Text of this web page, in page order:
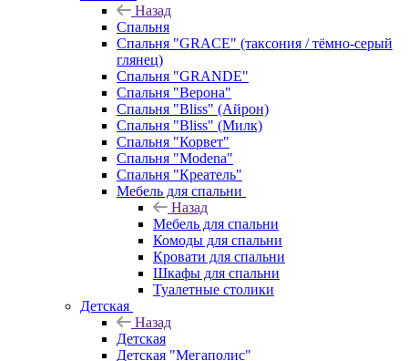
Назад
Спальня
Спальня "GRACE" (таксония / тёмно-серый
глянец)
Спальня "GRANDE"
Спальня "Верона"
Спальня "Bliss" (Айрон)
Спальня "Bliss" (Милк)
Спальня "Корвет"
Спальня "Modena"
Спальня "Креатель"
Мебель для спальни
Назад
Мебель для спальни
Комоды для спальни
Кровати для спальни
Шкафы для спальни
Туалетные столики
Детская
Назад
Детская
Детская "Мегаполис"